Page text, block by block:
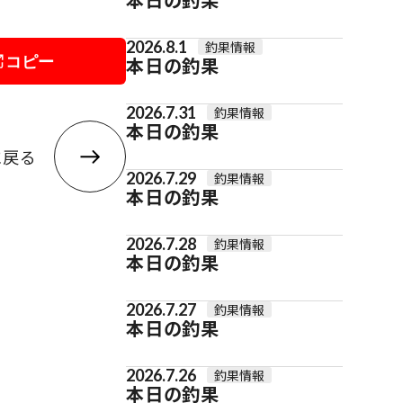
コピー
る
2026.8.1 釣果情報
本日の釣果
2026.7.31 釣果情報
本日の釣果
2026.7.29 釣果情報
本日の釣果
2026.7.28 釣果情報
本日の釣果
2026.7.27 釣果情報
本日の釣果
2026.7.26 釣果情報
本日の釣果